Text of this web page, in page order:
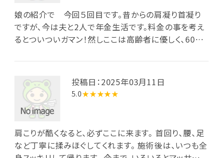
娘の紹介で 今回５回目です。昔からの肩凝り首凝り
ですが、今は夫と2人で年金生活です。料金の事を考え
るとついついガマン！然しここは高齢者に優しく、60
オマケが有るので有名。鹿嶋にこんな所が有るなん
て・・・我が家に帰ると ストレスの元が待っています。
投稿日：2025年03月11日
5.0★★★★★
肩こりが酷くなると、必ずここに来ます。 首回り、腰、足
など丁寧に揉みほぐしてくれます。 施術後は、いつも全